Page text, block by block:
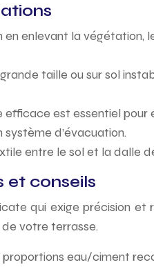
en enlevant la végétation,
taille ou sur sol
est essentiel pour
système d’évacuation.
entre le sol et la
et conseils
qui exige précision
votre terrasse.
eau/ciment